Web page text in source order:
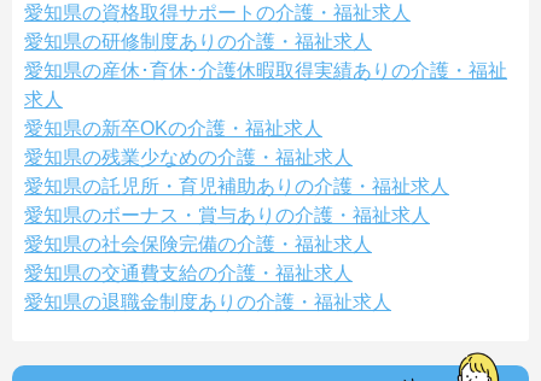
愛知県の資格取得サポートの介護・福祉求人
愛知県の研修制度ありの介護・福祉求人
愛知県の産休･育休･介護休暇取得実績ありの介護・福祉
求人
愛知県の新卒OKの介護・福祉求人
愛知県の残業少なめの介護・福祉求人
愛知県の託児所・育児補助ありの介護・福祉求人
愛知県のボーナス・賞与ありの介護・福祉求人
愛知県の社会保険完備の介護・福祉求人
愛知県の交通費支給の介護・福祉求人
愛知県の退職金制度ありの介護・福祉求人